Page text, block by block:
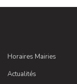
Horaires Mairies
Actualités